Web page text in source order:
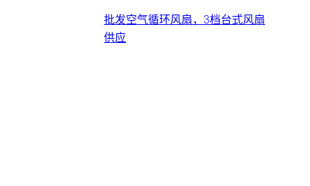
批发空气循环风扇，3档台式风扇
供应